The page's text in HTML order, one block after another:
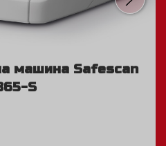
банкноти
NC 375